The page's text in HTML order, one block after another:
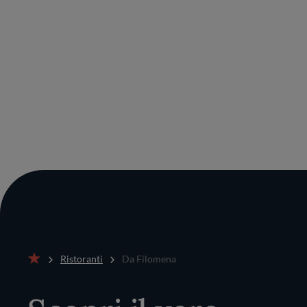
Ristoranti Da Filomena